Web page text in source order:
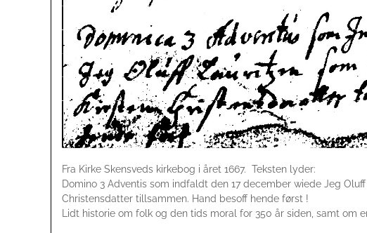
Fra Kirke Skensveds kirkebog i året 1667. Teksten lyder:
Domino 3 Adventis som indfaldt den 17 december wiede Jeg
Christensdatter tillsammen. Hand besoff hende først !
Lidt historie om folk og den tids moral for 350 år siden, samt om